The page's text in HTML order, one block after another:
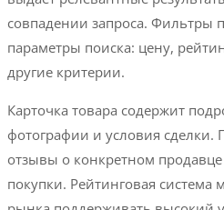
совпадении запроса. Фильтры
параметры поиска: цену,
другие критерии.
Карточка товара содержит
фотографии и условия сделки.
отзывы о конкретном
покупки. Рейтинговая система